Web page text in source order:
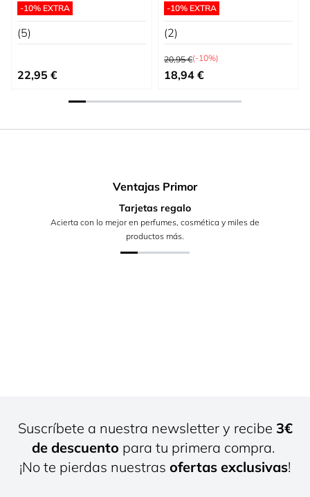
-10% EXTRA
(5)
22,95 €
-10% EXTRA
(2)
Precio habitual
20,95 €(-10%)
Precio especial
18,94 €
Ventajas Primor
Tarjetas regalo
Acierta con lo mejor en perfumes, cosmética y miles de
productos más.
Suscríbete a nuestra newsletter y recibe 3€
de descuento para tu primera compra.
¡No te pierdas nuestras ofertas exclusivas!